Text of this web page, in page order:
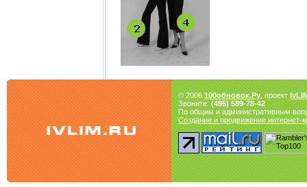
© 2006 100обновок.Ру , проект
Звоните: (495) 589-78-42
По общим и административным
Создание и продвижение интернет-